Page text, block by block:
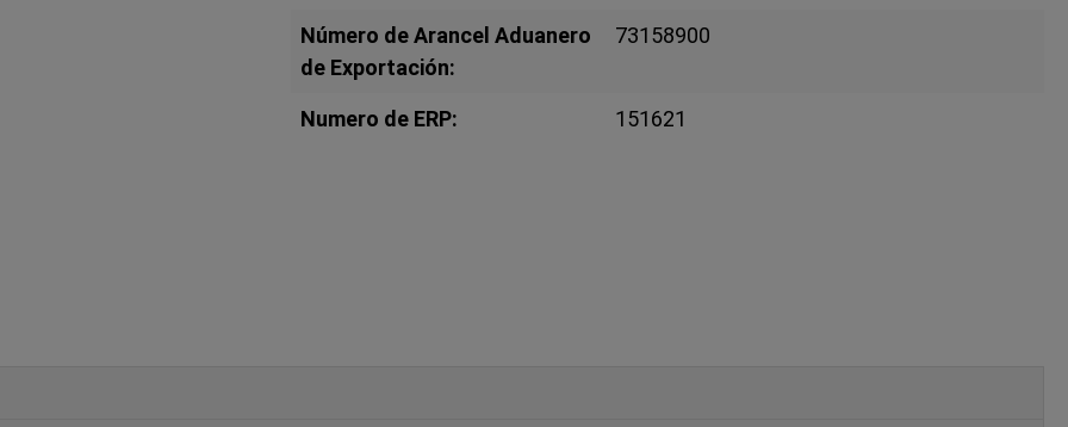
Número de Arancel Aduanero
de Exportación:
73158900
Numero de ERP: 151621